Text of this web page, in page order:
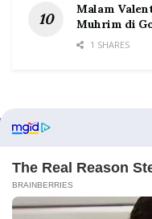
Malam
Muhrim di
1 SHARES
Home Tentang